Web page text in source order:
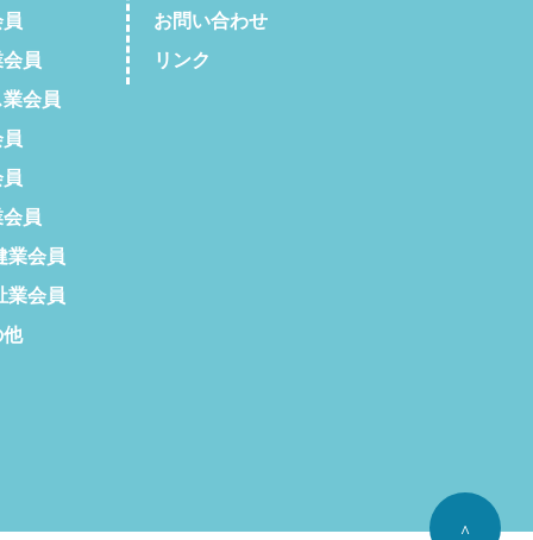
員
会員
員
会員
会員
お問い合わせ
リンク
^